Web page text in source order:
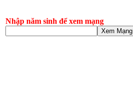
Nhập năm sinh để xem mạng
Xem Mạng